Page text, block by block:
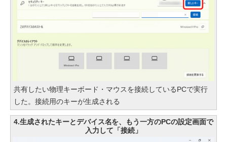
共有したい物理キーボード・マウスを接続しているPCで実行
した。接続用のキーが生成される
4.生成されたキーとデバイス名を、もう一方のPCの設定画面で
入力して「接続」